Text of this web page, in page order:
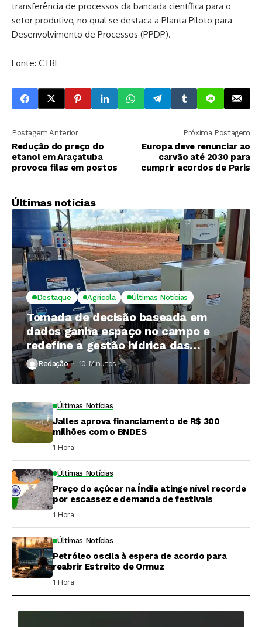
transferência de processos da bancada científica para o
setor produtivo, no qual se destaca a Planta Piloto para
Desenvolvimento de Processos (PPDP).
Fonte: CTBE
Postagem Anterior
Redução do preço do
etanol em Araçatuba
provoca filas em postos
Próxima Postagem
Europa deve renunciar ao
carvão até 2030 para
cumprir acordos de Paris
Últimas notícias
Destaque Agrícola Últimas Notícias
Tomada de decisão baseada em
dados ganha espaço no campo e
redefine a gestão hídrica das
propriedades rurais
Redação 10 Minutos ⁮
Últimas Notícias
Jalles aprova financiamento de R$ 300
milhões com o BNDES
1 Hora ⁮
Últimas Notícias
Preço do açúcar na Índia atinge nível recorde
por escassez e demanda de festivais
1 Hora ⁮
Últimas Notícias
Petróleo oscila à espera de acordo para
reabrir Estreito de Ormuz
1 Hora ⁮